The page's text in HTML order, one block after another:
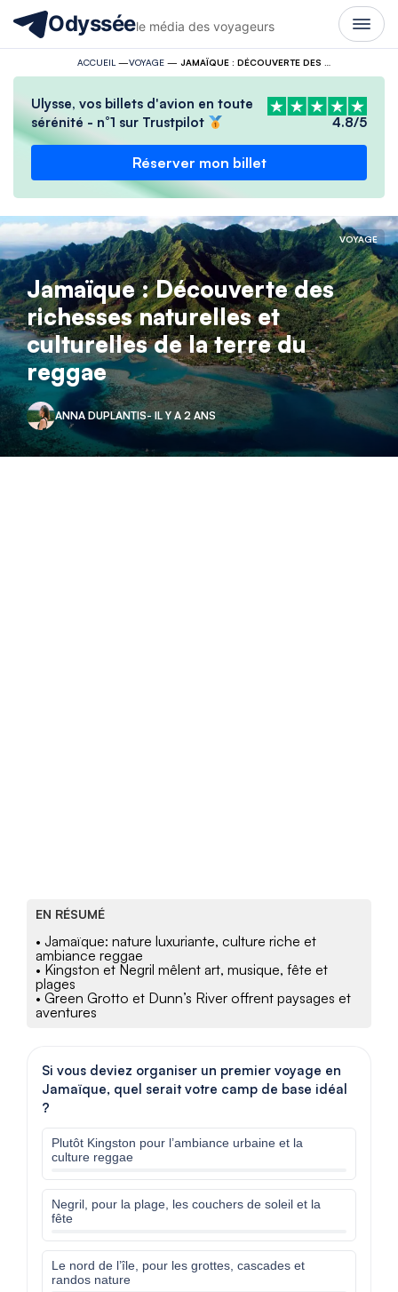
Odysséele média des voyageurs
ACCUEIL —VOYAGE—
Ulysse, vos billets d'avion en toute
sérénité - n°1 sur Trustpilot
4.8/5
Réserver mon billet
VOYAGE
Jamaïque : Découverte des
richesses naturelles et
culturelles de la terre du
reggae
ANNA DUPLANTIS- IL Y A 2 ANS
EN RÉSUMÉ
• Jamaïque: nature luxuriante, culture riche et
ambiance reggae
• Kingston et Negril mêlent art, musique, fête et
plages
• Green Grotto et Dunn’s River offrent paysages et
aventures
Si vous deviez organiser un premier voyage en
Jamaïque, quel serait votre camp de base idéal
?
Plutôt Kingston pour l’ambiance urbaine et la
culture reggae
Negril, pour la plage, les couchers de soleil et la
fête
Le nord de l’île, pour les grottes, cascades et
randos nature